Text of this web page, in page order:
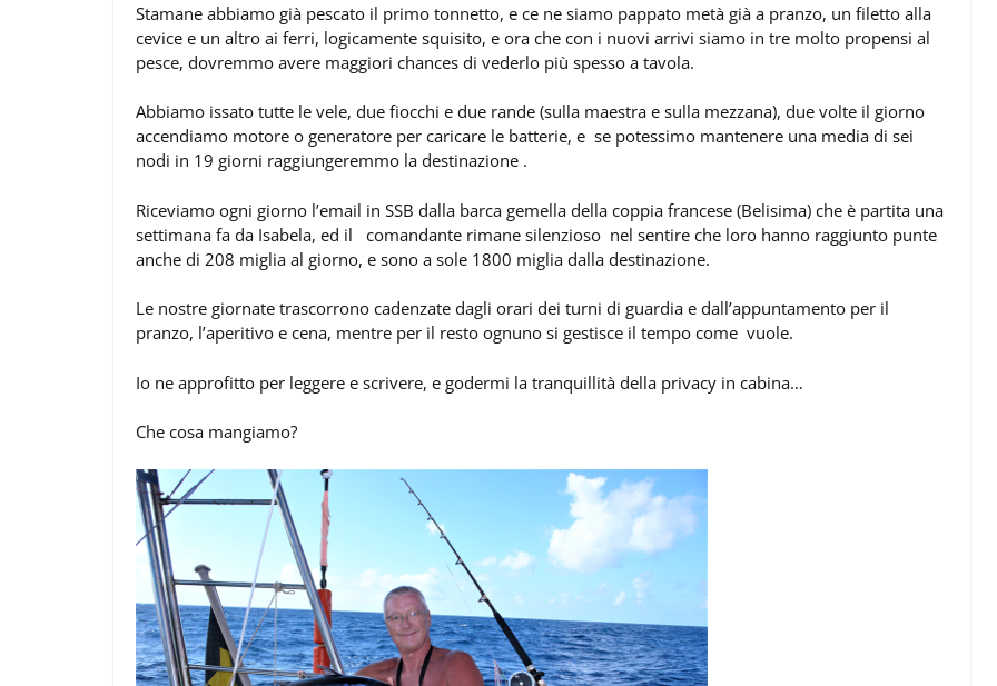
Stamane abbiamo già pescato il primo tonnetto, e ce ne siamo pappato metà già a pranzo, un filetto alla
cevice e un altro ai ferri, logicamente squisito, e ora che con i nuovi arrivi siamo in tre molto propensi al
pesce, dovremmo avere maggiori chances di vederlo più spesso a tavola.
Abbiamo issato tutte le vele, due fiocchi e due rande (sulla maestra e sulla mezzana), due volte il giorno
accendiamo motore o generatore per caricare le batterie, e se potessimo mantenere una media di sei
nodi in 19 giorni raggiungeremmo la destinazione .
Riceviamo ogni giorno l’email in SSB dalla barca gemella della coppia francese (Belisima) che è partita una
settimana fa da Isabela, ed il comandante rimane silenzioso nel sentire che loro hanno raggiunto punte
anche di 208 miglia al giorno, e sono a sole 1800 miglia dalla destinazione.
Le nostre giornate trascorrono cadenzate dagli orari dei turni di guardia e dall’appuntamento per il
pranzo, l’aperitivo e cena, mentre per il resto ognuno si gestisce il tempo come vuole.
Io ne approfitto per leggere e scrivere, e godermi la tranquillità della privacy in cabina…
Che cosa mangiamo?